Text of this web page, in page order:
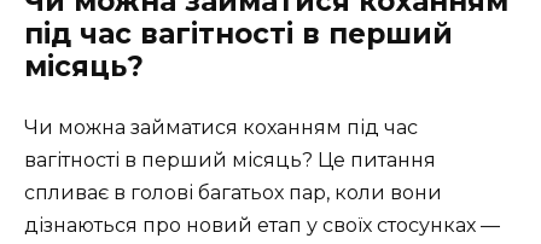
під час вагітності в перший
місяць?
Чи можна займатися коханням під час
вагітності в перший місяць? Це питання
спливає в голові багатьох пар, коли вони
дізнаються про новий етап у своїх стосунках —